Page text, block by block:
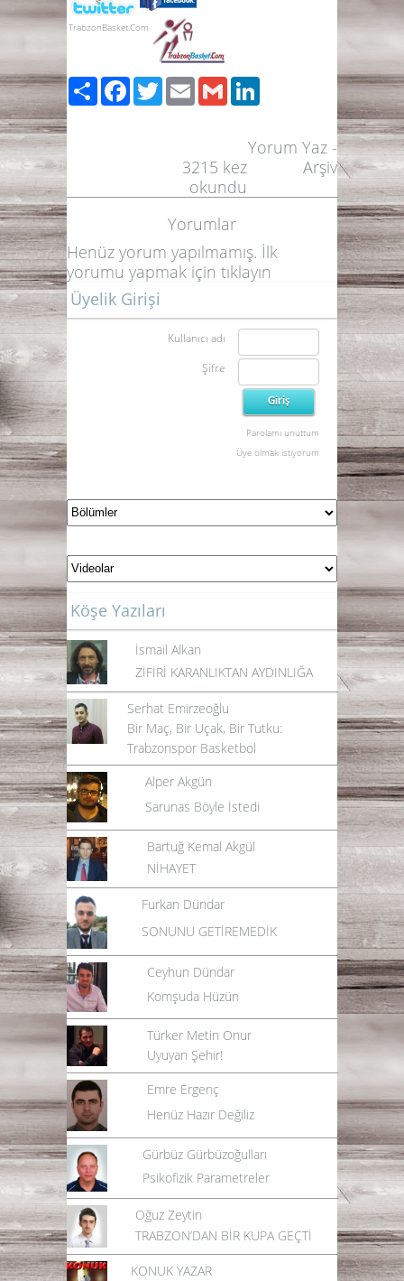
TrabzonBasket.Com
PaylaşFacebook
TwitterEmailGmail
Yorum Yaz -
Arşiv
3215 kez
okundu
Yorumlar
Henüz yorum yapılmamış. İlk
yorumu yapmak için tıklayın
Üyelik Girişi
Kullanıcı adı
Şifre
Parolamı unuttum
Üye olmak istiyorum
Köşe Yazıları
İsmail Alkan
ZİFİRİ KARANLIKTAN AYDINLIĞA
Serhat Emirzeoğlu
Bir Maç, Bir Uçak, Bir Tutku:
Trabzonspor Basketbol
Alper Akgün
Sarunas Böyle İstedi
Bartuğ Kemal Akgül
NİHAYET
Furkan Dündar
SONUNU GETİREMEDİK
Ceyhun Dündar
Komşuda Hüzün
Türker Metin Onur
Uyuyan Şehir!
Emre Ergenç
Henüz Hazır Değiliz
Gürbüz Gürbüzoğulları
Psikofizik Parametreler
Oğuz Zeytin
TRABZON’DAN BİR KUPA GEÇTİ
KONUK YAZAR